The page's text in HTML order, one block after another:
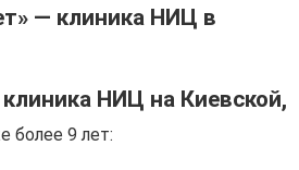
— клиника НИЦ в
НИЦ на Киевской,
более 9 лет: